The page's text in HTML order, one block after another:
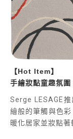
【Hot Item】
手繪妝點童趣氛圍
Serge LESAGE
繪般的筆觸與色
暖化居家並妝點著